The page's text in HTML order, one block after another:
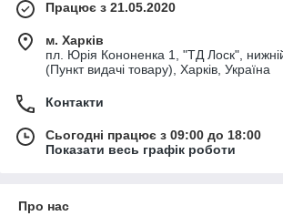
Працює з 21.05.2020
м. Харків
пл. Юрія Кононенка 1, "ТД Лоск",
(Пункт видачі товару), Харків, Україна
Контакти
Сьогодні працює з 09:00 до 18:00
Показати весь графік роботи
Про нас